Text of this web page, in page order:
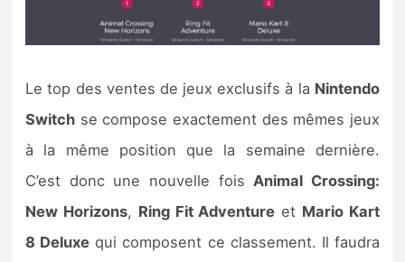
Le top des ventes de jeux exclusifs à la Nintendo
Switch se compose exactement des mêmes jeux
à la même position que la semaine dernière.
C’est donc une nouvelle fois Animal Crossing:
New Horizons, Ring Fit Adventure et Mario Kart
8 Deluxe qui composent ce classement. Il faudra